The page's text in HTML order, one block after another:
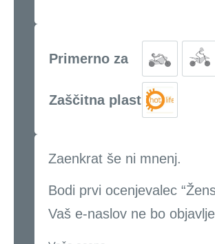
Primerno za
Zaščitna plast
Zaenkrat še ni mnenj.
Bodi prvi ocenjevalec
Vaš e-naslov ne bo